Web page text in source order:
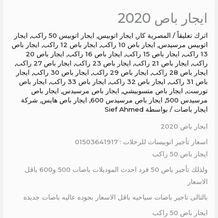
ايجار باص 2020
اترك تعليقاً / المصرية كار, ايجار اتوبيس, ايجار اتوبيس 50 راكب , ايجار
اتوبيس مرسيدس, ايجار باص 10 راكب , ايجار باص 12 راكب , ايجار باص
13 راكب
, ايجار باص 15 راكب , ايجار باص 16 راكب ,
ايجار باص 20
راكب, ايجار باص 21 راكب , ايجار باص 23 راكب , ايجار باص 27 راكب
,
ايجار باص 28 راكب
, ايجار باص 29 راكب , ايجار باص 30 راكب , ايجار
باص 31 راكب
, ايجار باص 32 راكب , ايجار باص 33 راكب , ايجار باص
تورست, ايجار باص متسوبيشي, ايجار باص مرسيدس, ايجار باص
مرسيدس 500
, ايجار باص مرسيدس 600 , ايجار باص هايس, شركة
ايجار باصات / بواسطة Sief Ahmed
ايجار باص 2020
اسعار تأجير اتوبيسات للرحلات : 01503641917
ايجار باص 50 راكب
ولذلك تأجير باص 50 فرد احدث الموديلات باصات 500 و600 باقل
الاسعار
بالتالى تاجير باصات سياحيه باقل الاسعار بجوده عاليه باصات جديده
ايجار باص 50 راكب